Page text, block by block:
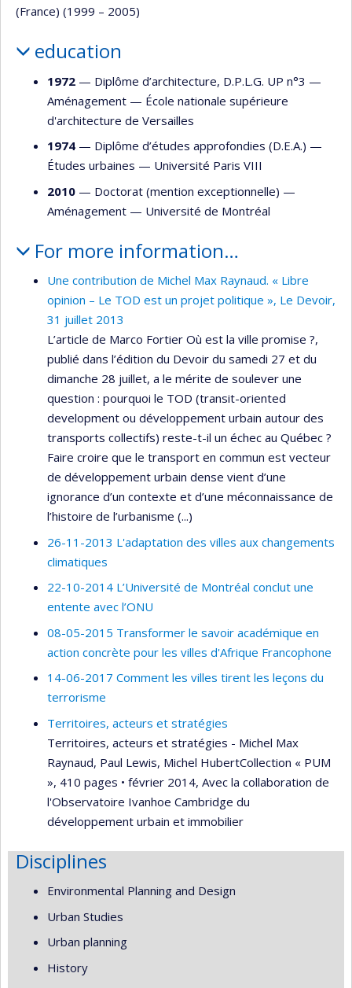
(France) (1999 – 2005)
education
1972 — Diplôme d’architecture, D.P.L.G. UP n°3 —
Aménagement — École nationale supérieure
d'architecture de Versailles
1974 — Diplôme d’études approfondies (D.E.A.) —
Études urbaines — Université Paris VIII
2010 — Doctorat (mention exceptionnelle) —
Aménagement — Université de Montréal
For more information…
Une contribution de Michel Max Raynaud. « Libre
opinion – Le TOD est un projet politique », Le Devoir,
31 juillet 2013
L’article de Marco Fortier Où est la ville promise ?,
publié dans l’édition du Devoir du samedi 27 et du
dimanche 28 juillet, a le mérite de soulever une
question : pourquoi le TOD (transit-oriented
development ou développement urbain autour des
transports collectifs) reste-t-il un échec au Québec ?
Faire croire que le transport en commun est vecteur
de développement urbain dense vient d’une
ignorance d’un contexte et d’une méconnaissance de
l’histoire de l’urbanisme (...)
26-11-2013 L'adaptation des villes aux changements
climatiques
22-10-2014 L’Université de Montréal conclut une
entente avec l’ONU
08-05-2015 Transformer le savoir académique en
action concrète pour les villes d'Afrique Francophone
14-06-2017 Comment les villes tirent les leçons du
terrorisme
Territoires, acteurs et stratégies
Territoires, acteurs et stratégies - Michel Max
Raynaud, Paul Lewis, Michel HubertCollection « PUM
», 410 pages • février 2014, Avec la collaboration de
l'Observatoire Ivanhoe Cambridge du
développement urbain et immobilier
Disciplines
Environmental Planning and Design
Urban Studies
Urban planning
History